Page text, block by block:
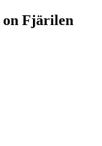
Fjärilen